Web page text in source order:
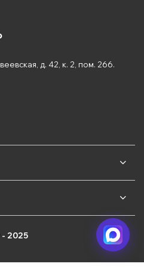
д. 42, к. 2, пом. 266.
- 2025